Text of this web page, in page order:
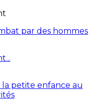
par des hommes
petite enfance au